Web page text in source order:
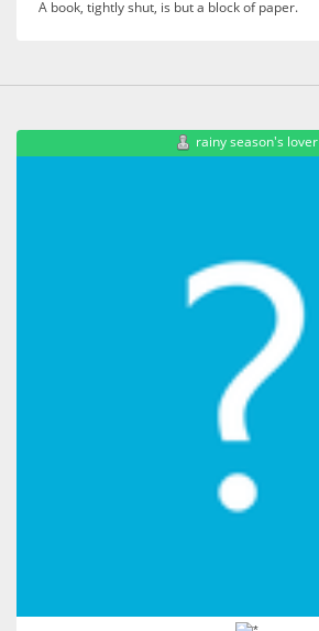
A book, tightly shut, is but a block of paper.
rainy season's lover